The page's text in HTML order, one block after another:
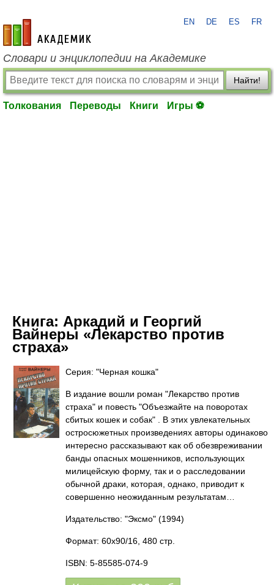
academic.ru
EN DE ES FR
Словари и энциклопедии на Академике
Найти!
Толкования Переводы Книги Игры ⚽
Книга: Аркадий и Георгий
Вайнеры «Лекарство против
страха»
Серия: "Черная кошка"
В издание вошли роман "Лекарство против
страха" и повесть "Объезжайте на поворотах
сбитых кошек и собак" . В этих увлекательных
остросюжетных произведениях авторы одинаково
интересно рассказывают как об обезвреживании
банды опасных мошенников, использующих
милицейскую форму, так и о расследовании
обычной драки, которая, однако, приводит к
совершенно неожиданным результатам…
Издательство: "Эксмо" (1994)
Формат: 60x90/16, 480 стр.
ISBN: 5-85585-074-9